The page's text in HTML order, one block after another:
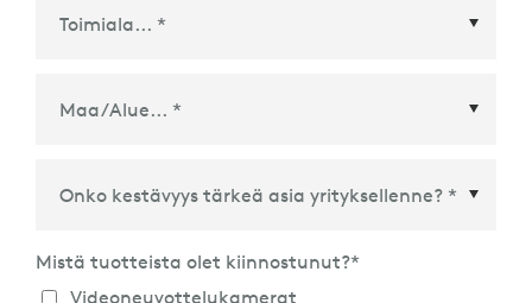
Mistä tuotteista olet kiinnostunut?*
Videoneuvottelukamerat